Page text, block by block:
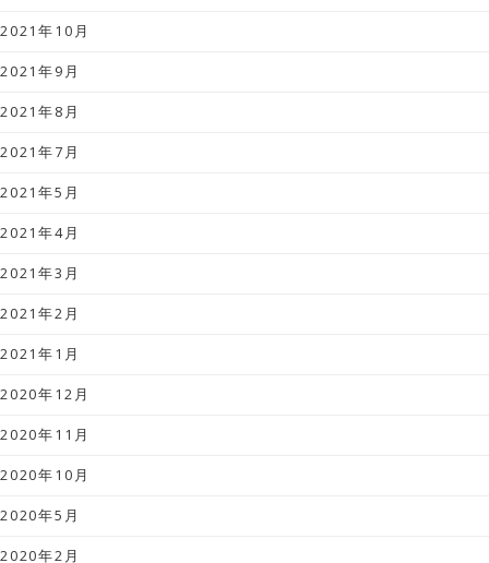
2021年10月
2021年9月
2021年8月
2021年7月
2021年5月
2021年4月
2021年3月
2021年2月
2021年1月
2020年12月
2020年11月
2020年10月
2020年5月
2020年2月